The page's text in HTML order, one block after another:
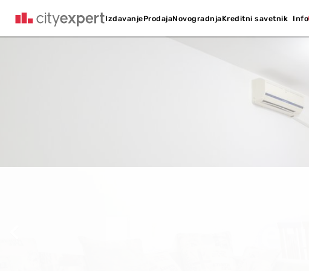
IzdavanjeProdajaNovogradnjaKreditni savetnik Info